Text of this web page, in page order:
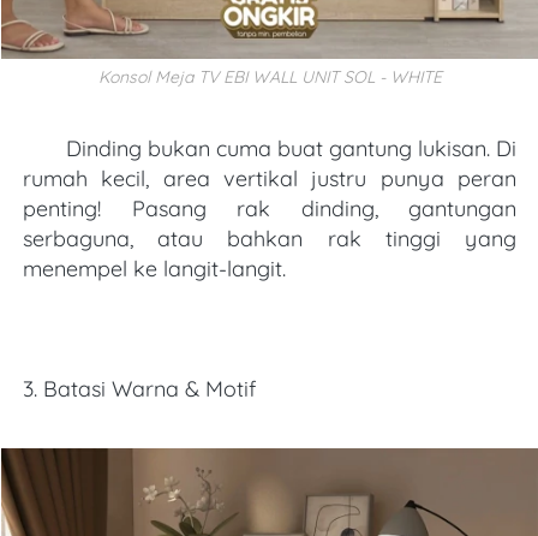
Konsol Meja TV EBI WALL UNIT SOL - WHITE
rumah kecil, area vertikal justru punya peran
penting! Pasang rak dinding, gantungan
serbaguna, atau bahkan rak tinggi yang
menempel ke langit-langit.
3. Batasi Warna & Motif